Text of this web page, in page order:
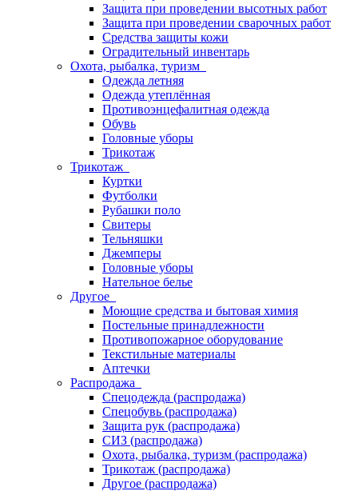
Защита при проведении высотных работ
Защита при проведении сварочных работ
Средства защиты кожи
Оградительный инвентарь
Охота, рыбалка, туризм
Одежда летняя
Одежда утеплённая
Противоэнцефалитная одежда
Обувь
Головные уборы
Трикотаж
Трикотаж
Куртки
Футболки
Рубашки поло
Свитеры
Тельняшки
Джемперы
Головные уборы
Нательное белье
Другое
Моющие средства и бытовая химия
Постельные принадлежности
Противопожарное оборудование
Текстильные материалы
Аптечки
Распродажа
Спецодежда (распродажа)
Спецобувь (распродажа)
Защита рук (распродажа)
СИЗ (распродажа)
Охота, рыбалка, туризм (распродажа)
Трикотаж (распродажа)
Другое (распродажа)